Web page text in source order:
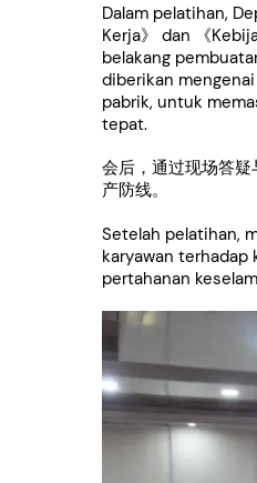
Dalam pelatihan,
Kerja》 dan 《
belakang
diberikan
pabrik, untuk
tepat.
会后，通过现场答
产防线。
Setelah pelatihan,
karyawan terhadap
pertahanan